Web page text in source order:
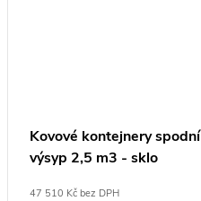
Kovové kontejnery spodní
výsyp 2,5 m3 - sklo
47 510 Kč bez DPH